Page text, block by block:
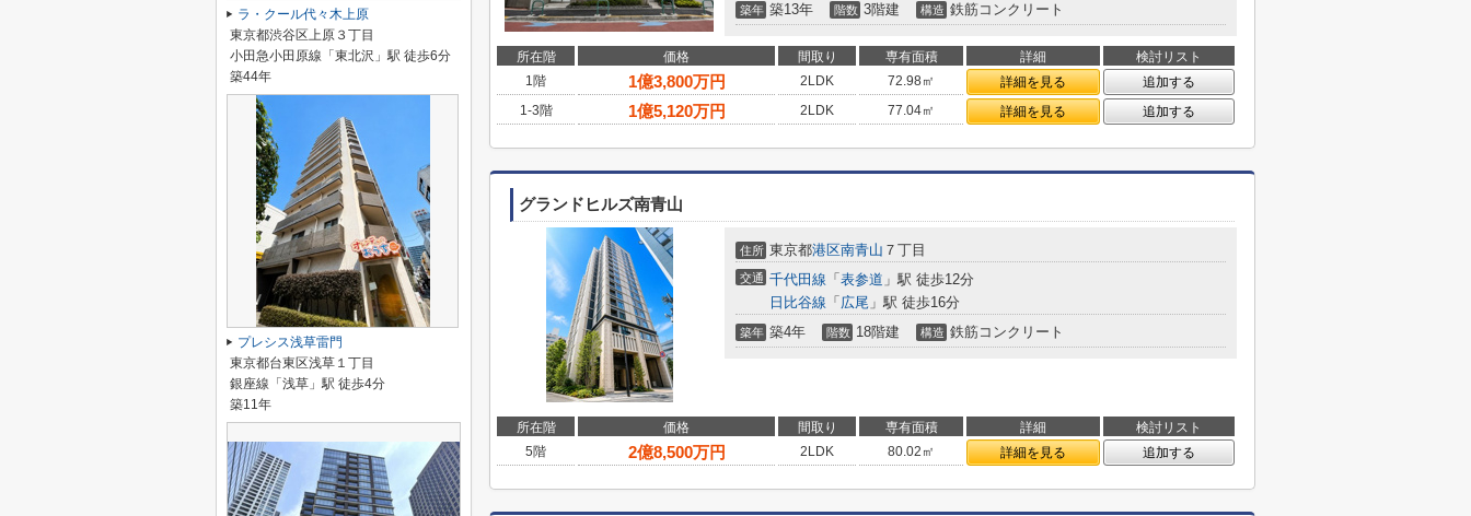
築年 築13年 階数 3階建 構造 鉄筋コンクリート
所在階 価格 間取り 専有面積 詳細
検討リスト
1階
1億3,800万円 2LDK 72.98㎡ 詳細を見る
追加する
1-3階
1億5,120万円 2LDK 77.04㎡ 詳細を見る 追加する
グランドヒルズ南青山
住所 東京都港区南青山 ７丁目
交通 千代田線 「 表参道 」駅 徒歩12分
日比谷線 「 広尾 」駅 徒歩16分
築年 築4年 階数 18階建 構造 鉄筋コンクリート
所在階 価格 間取り 専有面積 詳細
検討リスト
5階
2億8,500万円 2LDK 80.02㎡ 詳細を見る 追加する
ラ・クール代々木上原
東京都渋谷区上原３丁目
小田急小田原線「東北沢」駅 徒歩6分
築44年
プレシス浅草雷門
東京都台東区浅草１丁目
銀座線「浅草」駅 徒歩4分
築11年